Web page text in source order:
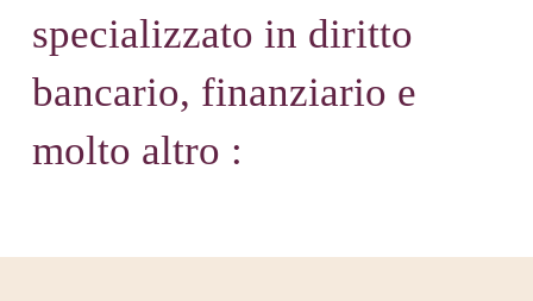
specializzato in diritto
bancario, finanziario e
molto altro :